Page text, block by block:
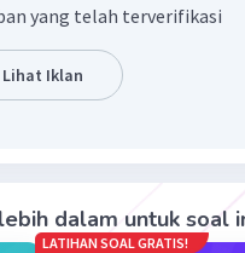
yang telah terverifikasi
Lihat Iklan
dalam untuk soal
LATIHAN SOAL GRATIS!